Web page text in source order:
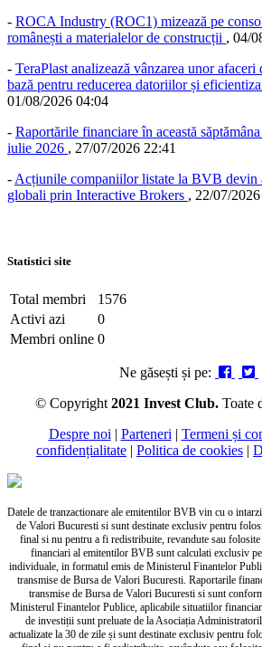
- ROCA Industry (ROC1) mizează pe
românești a materialelor de construcții , 04/
- TeraPlast analizează vânzarea unor
bază pentru reducerea datoriilor și
01/08/2026 04:04
- Raportările financiare în această
iulie 2026 , 27/07/2026 22:41
- Acțiunile companiilor listate la BVB devin
globali prin Interactive Brokers , 22/07/
Statistici site
Total membri
1576
Activi azi
0
Membri online 0
Ne găsești și pe:
© Copyright 2021 Invest Club. Toate
Despre noi | Parteneri | Termeni și
confidențialitate | Politica de cookies |
Datele de tranzactionare ale emitentilor BVB vin cu o
de Valori Bucuresti si sunt destinate exclusiv pentru
final si nu pentru a fi redistribuite, revandute sau
financiari al emitentilor BVB sunt calculati exclusiv
individuale, in formatul emis de Ministerul Finantelor
transmise de Bursa de Valori Bucuresti. Raportarile
transmise de Bursa de Valori Bucuresti si sunt
Ministerul Finantelor Publice, aplicabile situatiilor
de investiții sunt preluate de la Asociația
actualizate la 30 de zile și sunt destinate exclusiv pentru